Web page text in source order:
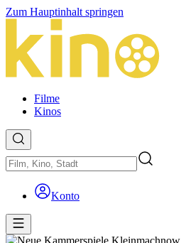
Zum Hauptinhalt springen
Filme
Kinos
Konto